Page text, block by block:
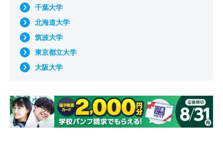
千葉大学
北海道大学
筑波大学
東京都立大学
大阪大学